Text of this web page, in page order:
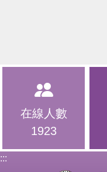
在線人數
1923
:::